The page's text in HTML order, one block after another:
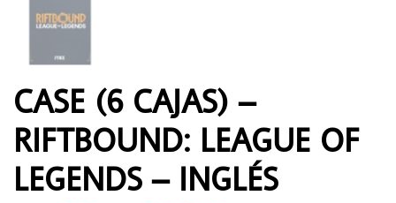
CASE (6 CAJAS) –
RIFTBOUND: LEAGUE OF
LEGENDS – INGLÉS